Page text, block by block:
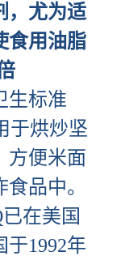
，尤为适
食用油脂
生标准
于烘炒坚
方便米面
品中。
在美国
于1992年